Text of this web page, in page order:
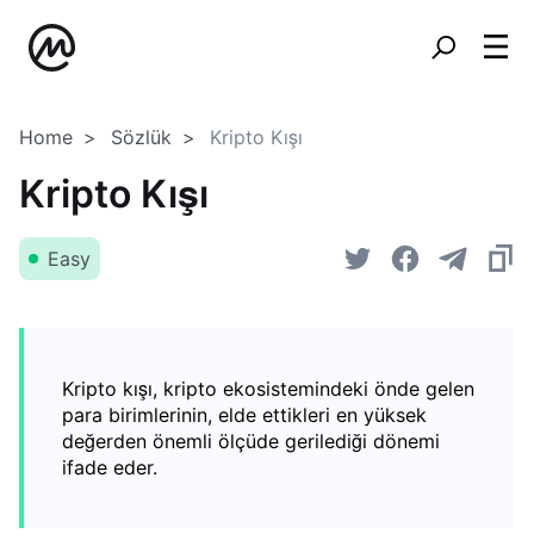
Home Sözlük Kripto Kışı
Kripto Kışı
Easy
Kripto kışı, kripto ekosistemindeki önde gelen
para birimlerinin, elde ettikleri en yüksek
değerden önemli ölçüde gerilediği dönemi
ifade eder.